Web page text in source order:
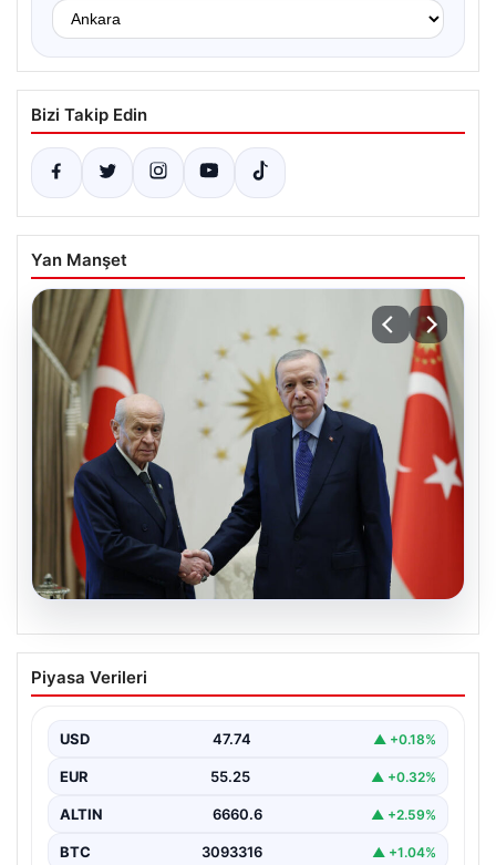
Bizi Takip Edin
Yan Manşet
06.08.2026
Cumhurbaşkanı Erdoğan, Devlet
Bahçeli ile görüştü
Piyasa Verileri
USD 47.74 ▲ +0.18%
EUR 55.25 ▲ +0.32%
ALTIN 6660.6 ▲ +2.59%
BTC 3093316 ▲ +1.04%